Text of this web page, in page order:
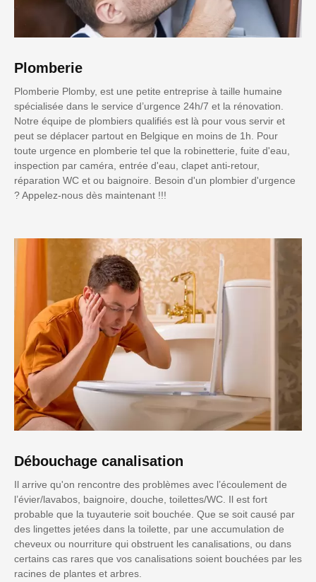
Plomberie
Plomberie Plomby, est une petite entreprise à taille humaine
spécialisée dans le service d’urgence 24h/7 et la rénovation.
Notre équipe de plombiers qualifiés est là pour vous servir et
peut se déplacer partout en Belgique en moins de 1h. Pour
toute urgence en plomberie tel que la robinetterie, fuite d'eau,
inspection par caméra, entrée d'eau, clapet anti-retour,
réparation WC et ou baignoire. Besoin d'un plombier d'urgence
? Appelez-nous dès maintenant !!!
Débouchage canalisation
Il arrive qu'on rencontre des problèmes avec l’écoulement de
l’évier/lavabos, baignoire, douche, toilettes/WC. Il est fort
probable que la tuyauterie soit bouchée. Que se soit causé par
des lingettes jetées dans la toilette, par une accumulation de
cheveux ou nourriture qui obstruent les canalisations, ou dans
certains cas rares que vos canalisations soient bouchées par les
racines de plantes et arbres.